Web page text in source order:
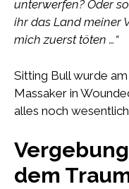
unterwerfen? Oder
ihr das Land meiner
mich zuerst töten …“
Sitting Bull wurde
Massaker in
alles noch
dem